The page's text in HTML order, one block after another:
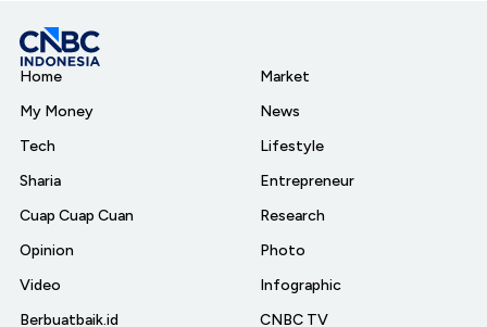
Home
My Money
Tech
Sharia
Cuap Cuap Cuan
Opinion
Video
Berbuatbaik.id
Market
News
Lifestyle
Entrepreneur
Research
Photo
Infographic
CNBC TV